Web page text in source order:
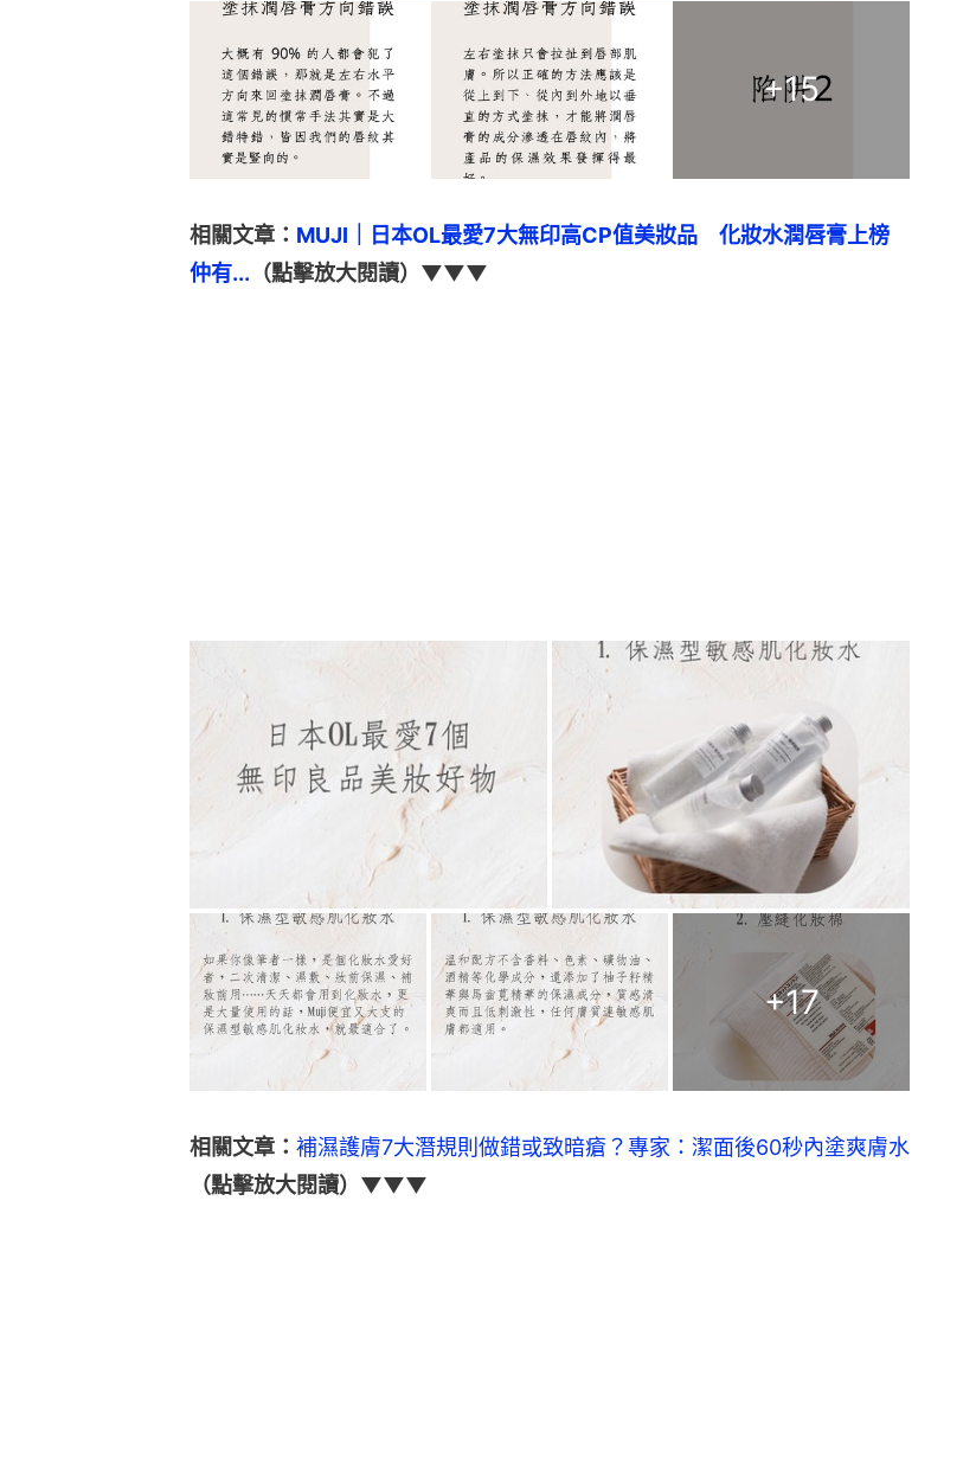
+15
相關文章： MUJI｜日本OL最愛7大無印高CP值美妝品　化妝水潤唇膏上榜
仲有... （點擊放大閱讀）▼▼▼
+17
相關文章： 補濕護膚7大潛規則做錯或致暗瘡？專家：潔面後60秒內塗爽膚水
（點擊放大閱讀）▼▼▼